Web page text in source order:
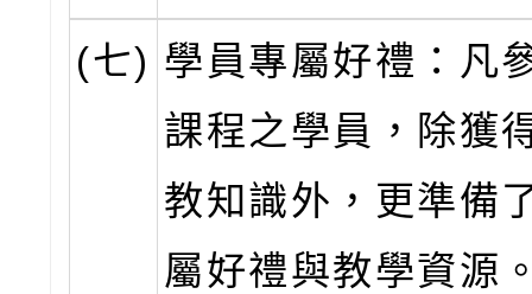
(七) 學員專屬好禮：凡
課程之學員，除獲
教知識外，更準備
屬好禮與教學資源